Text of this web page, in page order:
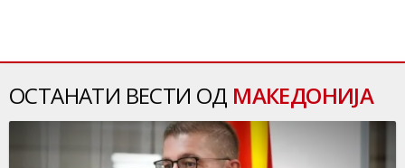
ОСТАНАТИ ВЕСТИ ОД МАКЕДОНИЈА